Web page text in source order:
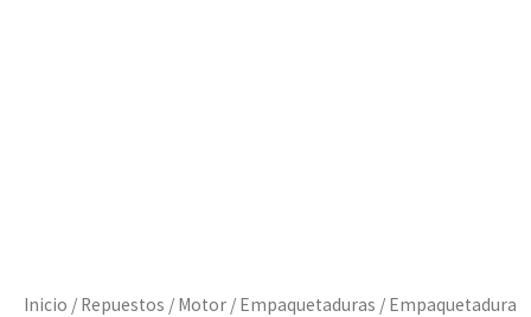
Inicio / Repuestos / Motor / Empaquetaduras / Empaquetadura